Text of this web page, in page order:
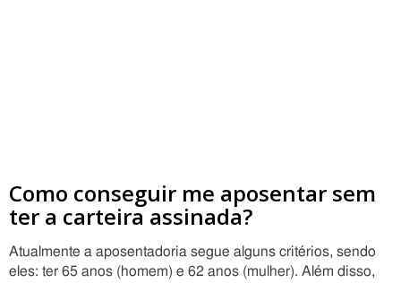
Como conseguir me aposentar sem
ter a carteira assinada?
Atualmente a aposentadoria segue alguns critérios, sendo
eles: ter 65 anos (homem) e 62 anos (mulher). Além disso,